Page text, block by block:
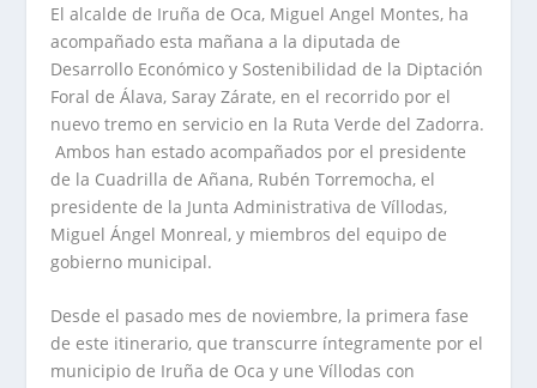
El alcalde de Iruña de Oca, Miguel Angel Montes, ha
acompañado esta mañana a la diputada de
Desarrollo Económico y Sostenibilidad de la Diptación
Foral de Álava, Saray Zárate, en el recorrido por el
nuevo tremo en servicio en la Ruta Verde del Zadorra.
Ambos han estado acompañados por el presidente
de la Cuadrilla de Añana, Rubén Torremocha, el
presidente de la Junta Administrativa de Víllodas,
Miguel Ángel Monreal, y miembros del equipo de
gobierno municipal.
Desde el pasado mes de noviembre, la primera fase
de este itinerario, que transcurre íntegramente por el
municipio de Iruña de Oca y une Víllodas con